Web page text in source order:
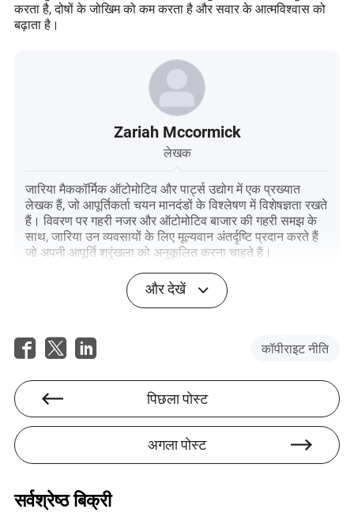
करता है, दोषों के जोखिम को कम करता है और सवार के आत्मविश्वास को
बढ़ाता है।
Zariah Mccormick
लेखक
जारिया मैककॉर्मिक ऑटोमोटिव और पार्ट्स उद्योग में एक प्रख्यात
लेखक हैं, जो आपूर्तिकर्ता चयन मानदंडों के विश्लेषण में विशेषज्ञता रखते
हैं। विवरण पर गहरी नजर और ऑटोमोटिव बाजार की गहरी समझ के
साथ, जारिया उन व्यवसायों के लिए मूल्यवान अंतर्दृष्टि प्रदान करते हैं
जो अपनी आपूर्ति श्रृंखला को अनुकूलित करना चाहते हैं।
और देखें
कॉपीराइट नीति
पिछला पोस्ट
अगला पोस्ट
सर्वश्रेष्ठ बिक्री